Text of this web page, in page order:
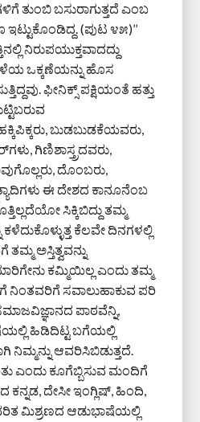
ತುಂಬಿ ಬಸುರಾಗುತ್ತದೆ ಎಂಬ
(ಪುಟ ೪೫)’’
ನಿರುಪಯುಕ್ತವಾದದ್ದು
ಒಕ್ಕಣೆಯನ್ನು ಹೊಸ
ಫೀನಿಕ್ಸ್ ಪಕ್ಷಿಯಂತೆ ಹತ್ತು
ಬುಡಬುಡಕೆಯವರು,
ಗಿಣಿಶಾಸ್ತ್ರದವರು,
ದೊಂಬರು,
ಈ ದೇಶದ ಕಾನೂನೆಂಬ
ಸಿಕ್ಕಿಬಿದ್ದು ತಮ್ಮ
ಕೆಲವೇ ದಿನಗಳಲ್ಲಿ
ಅಸ್ತಿತ್ವವನ್ನು
ಕಮ್ಮಿಯಿಲ್ಲ ಎಂದು ತಮ್ಮ
ನಿಂತವರಿಗೆ ಸವಾಲುಹಾಕುವ ಪರಿ
ಪಾಠವೆನ್ನಿ,
ಹಿಡಿದಿಟ್ಟ ಬಗೆಯಲ್ಲಿ
ನಿಮ್ಮನ್ನು ಆವರಿಸಿಬಿಡುತ್ತದೆ.
ಎಂದು ಕೂಗೆಬ್ಬಿಸುವ ಮಂದಿಗೆ
ಕನ್ನಡ, ದೇಸೀ ಇಂಗ್ಲಿಷ್, ಹಿಂದಿ,
ಮಿಶ್ರಣದ ಆಡುಭಾಷೆಯಲ್ಲಿ